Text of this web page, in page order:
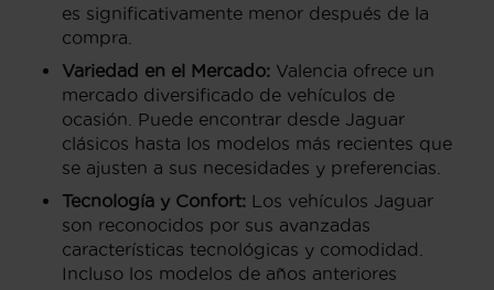
es significativamente menor después de la
compra.
Variedad en el Mercado: Valencia ofrece un
mercado diversificado de vehículos de
ocasión. Puede encontrar desde Jaguar
clásicos hasta los modelos más recientes que
se ajusten a sus necesidades y preferencias.
Tecnología y Confort: Los vehículos Jaguar
son reconocidos por sus avanzadas
características tecnológicas y comodidad.
Incluso los modelos de años anteriores